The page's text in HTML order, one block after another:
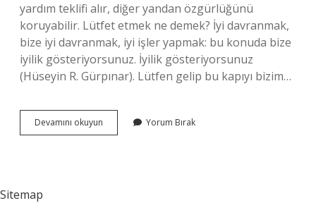
yardım teklifi alır, diğer yandan özgürlüğünü
koruyabilir. Lütfet etmek ne demek? İyi davranmak,
bize iyi davranmak, iyi işler yapmak: bu konuda bize
iyilik gösteriyorsunuz. İyilik gösteriyorsunuz
(Hüseyin R. Gürpınar). Lütfen gelip bu kapıyı bizim…
Devamını okuyun
Etmek
Yorum Bırak
Sitemap